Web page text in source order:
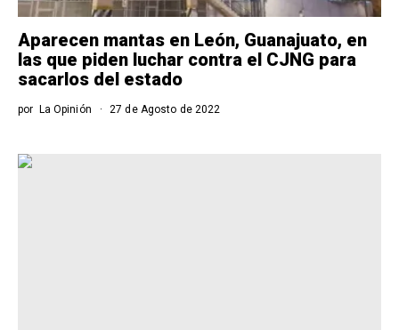
Aparecen mantas en León, Guanajuato, en
las que piden luchar contra el CJNG para
sacarlos del estado
por La Opinión 27 de Agosto de 2022